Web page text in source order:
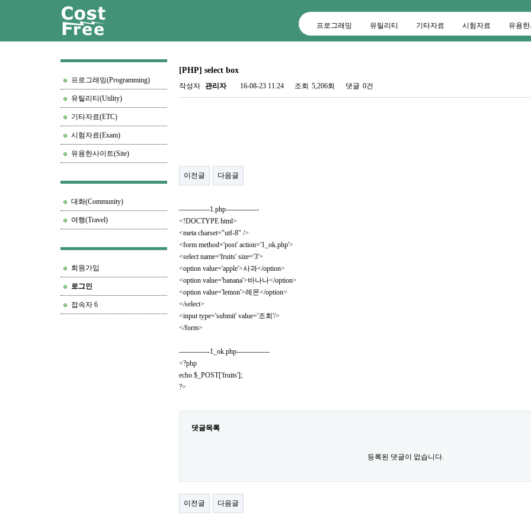
프로그래밍 유틸리티 기타자료 시험자료 유용
프로그래밍(Programming)
유틸리티(Utility)
기타자료(ETC)
시험자료(Exam)
유용한사이트(Site)
대화(Community)
여행(Travel)
회원가입
로그인
접속자 6
[PHP] select box
작성자 관리자 16-08-23 11:24 조회 5,206회 댓글 0건
이전글 다음글
-------------1.php--------------
<!DOCTYPE html>
<meta charset="utf-8" />
<form method='post' action='1_ok.php'>
<select name='fruits' size='3'>
<option value='apple'>사과</option>
<option value='banana'>바나나</option>
<option value='lemon'>레몬</option>
</select>
<input type='submit' value='조회'/>
</form>
-------------1_ok.php--------------
<?php
echo $_POST['fruits'];
?>
댓글목록
등록된 댓글이 없습니다.
이전글 다음글